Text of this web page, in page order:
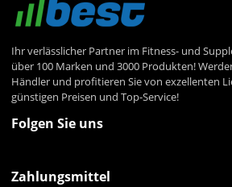
Ihr verlässlicher Partner im Fitness- und
über 100 Marken und 3000 Produkten!
Händler und profitieren Sie von exzellenten
günstigen Preisen und Top-Service!
Folgen Sie uns
Zahlungsmittel